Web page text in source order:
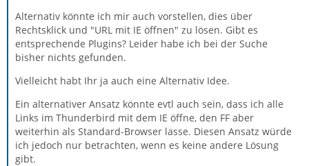
Alternativ könnte ich mir auch vorstellen, dies über
Rechtsklick und "URL mit IE öffnen" zu lösen. Gibt es
entsprechende Plugins? Leider habe ich bei der Suche
bisher nichts gefunden.
Vielleicht habt Ihr ja auch eine Alternativ Idee.
Ein alternativer Ansatz könnte evtl auch sein, dass ich alle
Links im Thunderbird mit dem IE öffne, den FF aber
weiterhin als Standard-Browser lasse. Diesen Ansatz würde
ich jedoch nur betrachten, wenn es keine andere Lösung
gibt.